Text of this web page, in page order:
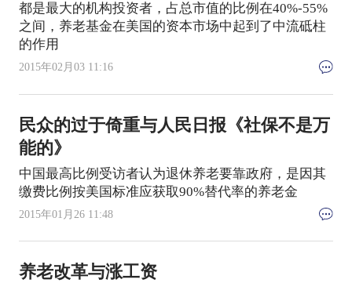
都是最大的机构投资者，占总市值的比例在40%-55%
之间，养老基金在美国的资本市场中起到了中流砥柱
的作用
2015年02月03 11:16
民众的过于倚重与人民日报《社保不是万
能的》
中国最高比例受访者认为退休养老要靠政府，是因其
缴费比例按美国标准应获取90%替代率的养老金
2015年01月26 11:48
养老改革与涨工资